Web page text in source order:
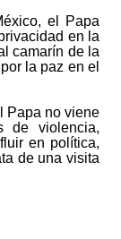
el Papa
en la
camarín de la
la paz en el
Papa no viene
de violencia,
en política,
de una visita